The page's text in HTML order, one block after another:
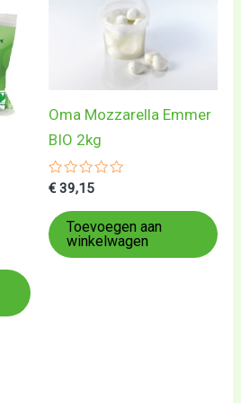
Oma Mozzarella Emmer
BIO 2kg
Gewaardeerd
uit
5
€ 39,15
Toevoegen aan
winkelwagen